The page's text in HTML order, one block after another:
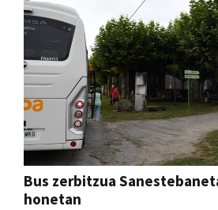
Bus zerbitzua
honetan